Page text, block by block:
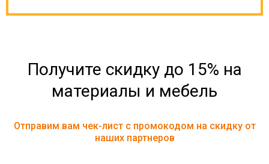
Получите скидку до 15% на
материалы и мебель
Отправим вам чек-лист с промокодом на скидку от
наших партнеров